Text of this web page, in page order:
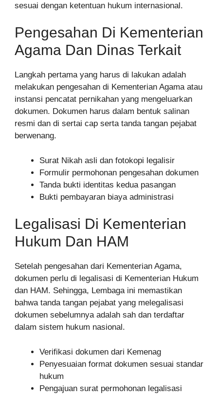
sesuai dengan ketentuan hukum internasional.
Pengesahan Di Kementerian
Agama Dan Dinas Terkait
Langkah pertama yang harus di lakukan adalah
melakukan pengesahan di Kementerian Agama atau
instansi pencatat pernikahan yang mengeluarkan
dokumen. Dokumen harus dalam bentuk salinan
resmi dan di sertai cap serta tanda tangan pejabat
berwenang.
Surat Nikah asli dan fotokopi legalisir
Formulir permohonan pengesahan dokumen
Tanda bukti identitas kedua pasangan
Bukti pembayaran biaya administrasi
Legalisasi Di Kementerian
Hukum Dan HAM
Setelah pengesahan dari Kementerian Agama,
dokumen perlu di legalisasi di Kementerian Hukum
dan HAM. Sehingga, Lembaga ini memastikan
bahwa tanda tangan pejabat yang melegalisasi
dokumen sebelumnya adalah sah dan terdaftar
dalam sistem hukum nasional.
Verifikasi dokumen dari Kemenag
Penyesuaian format dokumen sesuai standar
hukum
Pengajuan surat permohonan legalisasi